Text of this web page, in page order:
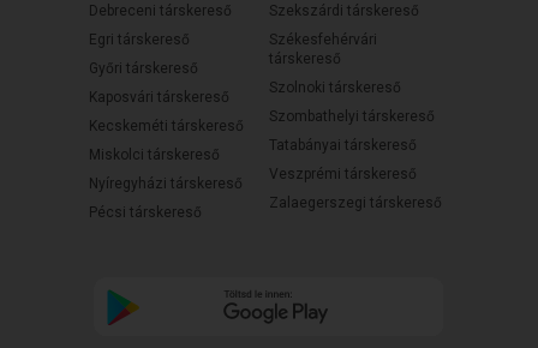
Debreceni társkereső
Egri társkereső
Győri társkereső
Kaposvári társkereső
Kecskeméti társkereső
Miskolci társkereső
Nyíregyházi társkereső
Pécsi társkereső
Szekszárdi társkereső
Székesfehérvári
társkereső
Szolnoki társkereső
Szombathelyi társkereső
Tatabányai társkereső
Veszprémi társkereső
Zalaegerszegi társkereső